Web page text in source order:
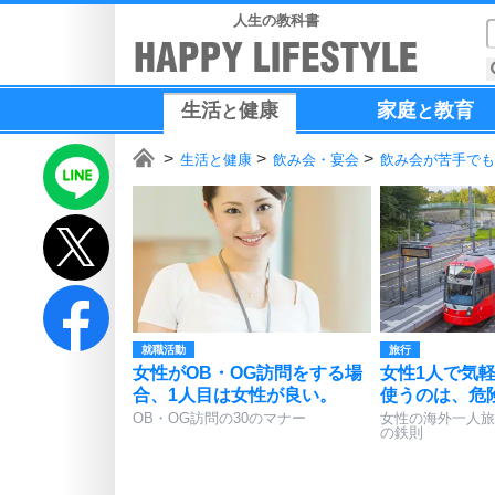
人生の教科書
生活と健康 家庭と教育
生活と健康 飲み会・宴会 飲み会が苦手で
就職活動
女性がOB・OG訪問をする場
合、1人目は女性が良い。
OB・OG訪問の30のマナー
旅行
女性1人で気
使うのは、危
女性の海外一人
の鉄則